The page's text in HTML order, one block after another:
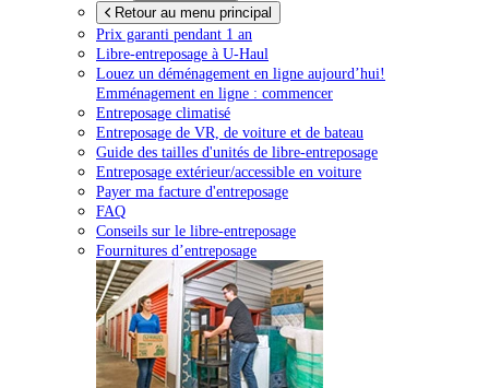
Retour au menu principal
Prix garanti pendant 1 an
Libre-entreposage à U-Haul
Louez un déménagement en ligne aujourd’hui!
Emménagement en ligne : commencer
Entreposage climatisé
Entreposage de VR, de voiture et de bateau
Guide des tailles d'unités de libre-entreposage
Entreposage extérieur/accessible en voiture
Payer ma facture d'entreposage
FAQ
Conseils sur le libre-entreposage
Fournitures d’entreposage